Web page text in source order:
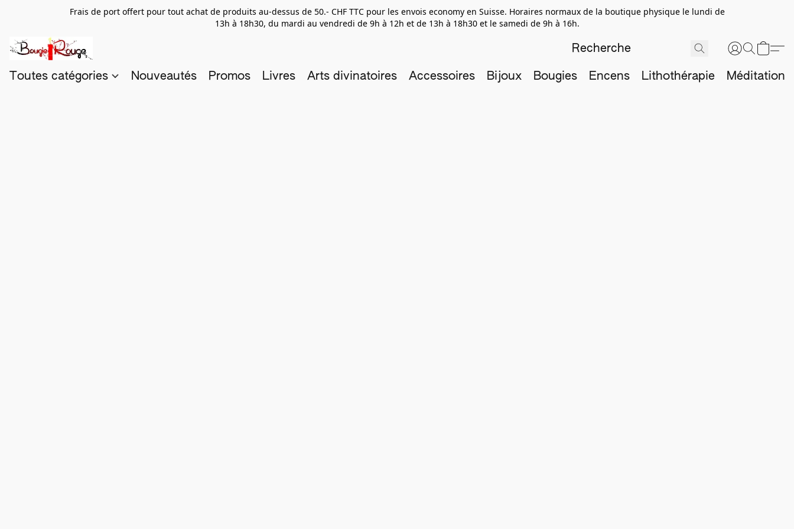
Frais de port offert pour tout achat de produits au-dessus de 50.- CHF TTC pour les envois economy en Suisse. Horaires normaux de la boutique physique le lundi de
13h à 18h30, du mardi au vendredi de 9h à 12h et de 13h à 18h30 et le samedi de 9h à 16h.
Toutes catégories Nouveautés Promos Livres Arts divinatoires Accessoires Bijoux Bougies Encens Lithothérapie Méditation